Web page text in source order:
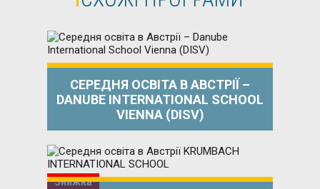
СЕРЕДНЯ ОСВІТА В АВСТРІЇ –
DANUBE INTERNATIONAL SCHOOL
VIENNA (DISV)
Знижка